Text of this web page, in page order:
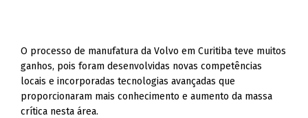
O processo de manufatura da Volvo em Curitiba teve muitos
ganhos, pois foram desenvolvidas novas competências
locais e incorporadas tecnologias avançadas que
proporcionaram mais conhecimento e aumento da massa
crítica nesta área.